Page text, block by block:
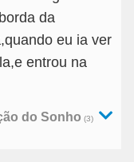
da
eu ia ver
entrou na
do Sonho (3)